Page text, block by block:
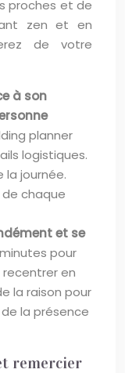
proches et de
zen et en
de votre
à son
planner
logistiques.
la journée.
chaque
et se
pour
en
la raison pour
la présence
remercier